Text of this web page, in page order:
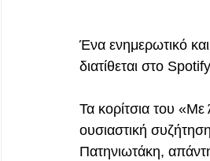
Ένα ενημερωτικό
διατίθεται στο
Τα κορίτσια του
ουσιαστική
Πατηνιωτάκη,